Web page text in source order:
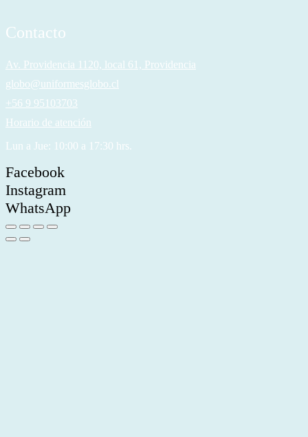
Contacto
Av. Providencia 1120, local 61, Providencia
globo@uniformesglobo.cl
+56 9 95103703
Horario de atención
Lun a Jue: 10:00 a 17:30 hrs.
Facebook
Instagram
WhatsApp